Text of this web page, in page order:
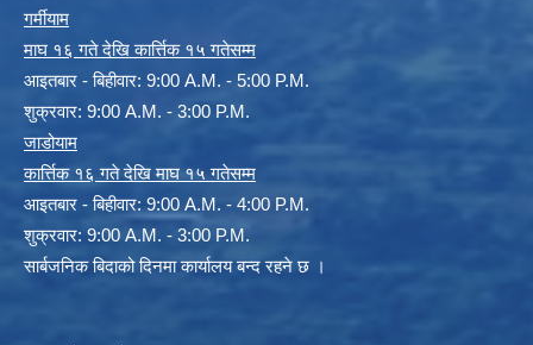
गर्मीयाम
माघ १६ गते देखि कार्त्तिक १५ गतेसम्म
आइतबार - बिहीवार: 9:00 A.M. - 5:00 P.M.
शुक्रवार: 9:00 A.M. - 3:00 P.M.
जाडोयाम
कार्त्तिक १६ गते देखि माघ १५ गतेसम्म
आइतबार - बिहीवार: 9:00 A.M. - 4:00 P.M.
शुक्रवार: 9:00 A.M. - 3:00 P.M.
सार्बजनिक बिदाको दिनमा कार्यालय बन्द रहने छ ।